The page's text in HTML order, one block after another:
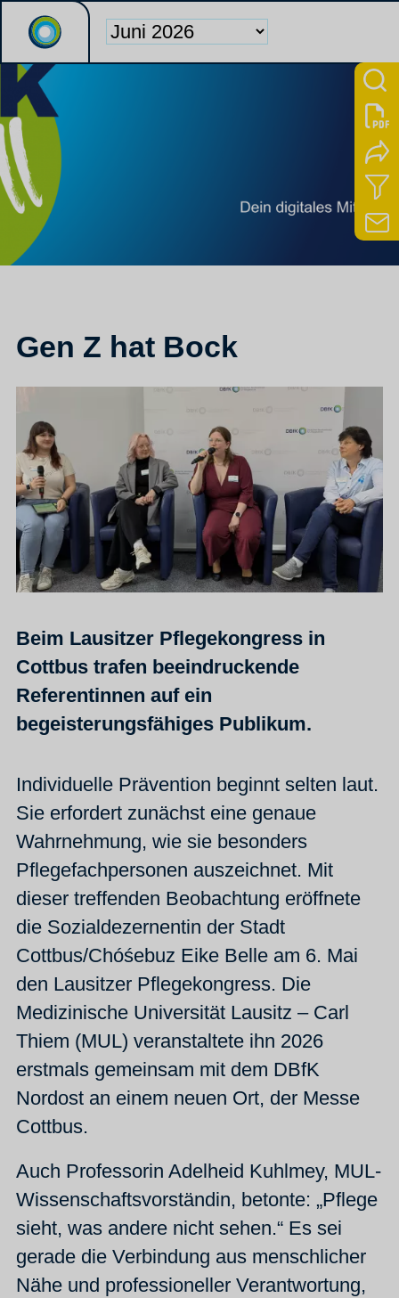
Gen Z hat Bock
Beim Lausitzer Pflegekongress in
Cottbus trafen beeindruckende
Referentinnen auf ein
begeisterungsfähiges Publikum.
Individuelle Prävention beginnt selten laut.
Sie erfordert zunächst eine genaue
Wahrnehmung, wie sie besonders
Pflegefachpersonen auszeichnet. Mit
dieser treffenden Beobachtung eröffnete
die Sozialdezernentin der Stadt
Cottbus/Chóśebuz Eike Belle am 6. Mai
den Lausitzer Pflegekongress. Die
Medizinische Universität Lausitz – Carl
Thiem (MUL) veranstaltete ihn 2026
erstmals gemeinsam mit dem DBfK
Nordost an einem neuen Ort, der Messe
Cottbus.
Auch Professorin Adelheid Kuhlmey, MUL-
Wissenschaftsvorständin, betonte: „Pflege
sieht, was andere nicht sehen.“ Es sei
gerade die Verbindung aus menschlicher
Nähe und professioneller Verantwortung,